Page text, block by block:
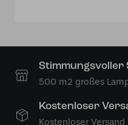
Stimmungsvoller
500 m2 großes
Kostenloser
Kostenloser